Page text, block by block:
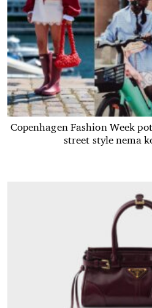
Copenhagen Fashion Week
street style nema